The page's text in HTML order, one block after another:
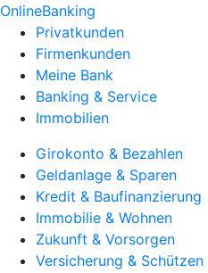
OnlineBanking
Privatkunden
Firmenkunden
Meine Bank
Banking & Service
Immobilien
Girokonto & Bezahlen
Geldanlage & Sparen
Kredit & Baufinanzierung
Immobilie & Wohnen
Zukunft & Vorsorgen
Versicherung & Schützen